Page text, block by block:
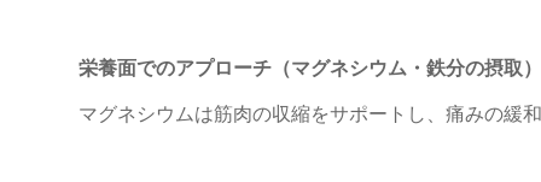
栄養面でのアプローチ（マグネシウム・鉄分の摂取
マグネシウムは筋肉の収縮をサポートし、痛みの緩